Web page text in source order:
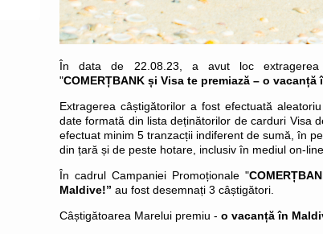
În data de 22.08.23, a avut loc extragerea
"COMERȚBANK și Visa te premiază – o vacanță
Extragerea câștigătorilor a fost efectuată
date formată din lista deținătorilor de carduri Visa
efectuat minim 5 tranzacții indiferent de sumă, în
din țară și de peste hotare, inclusiv în mediul on-line.
În cadrul Campaniei Promoționale "
Maldive!” au fost desemnați 3 câștigători.
Câștigătoarea Marelui premiu - o vacanță în